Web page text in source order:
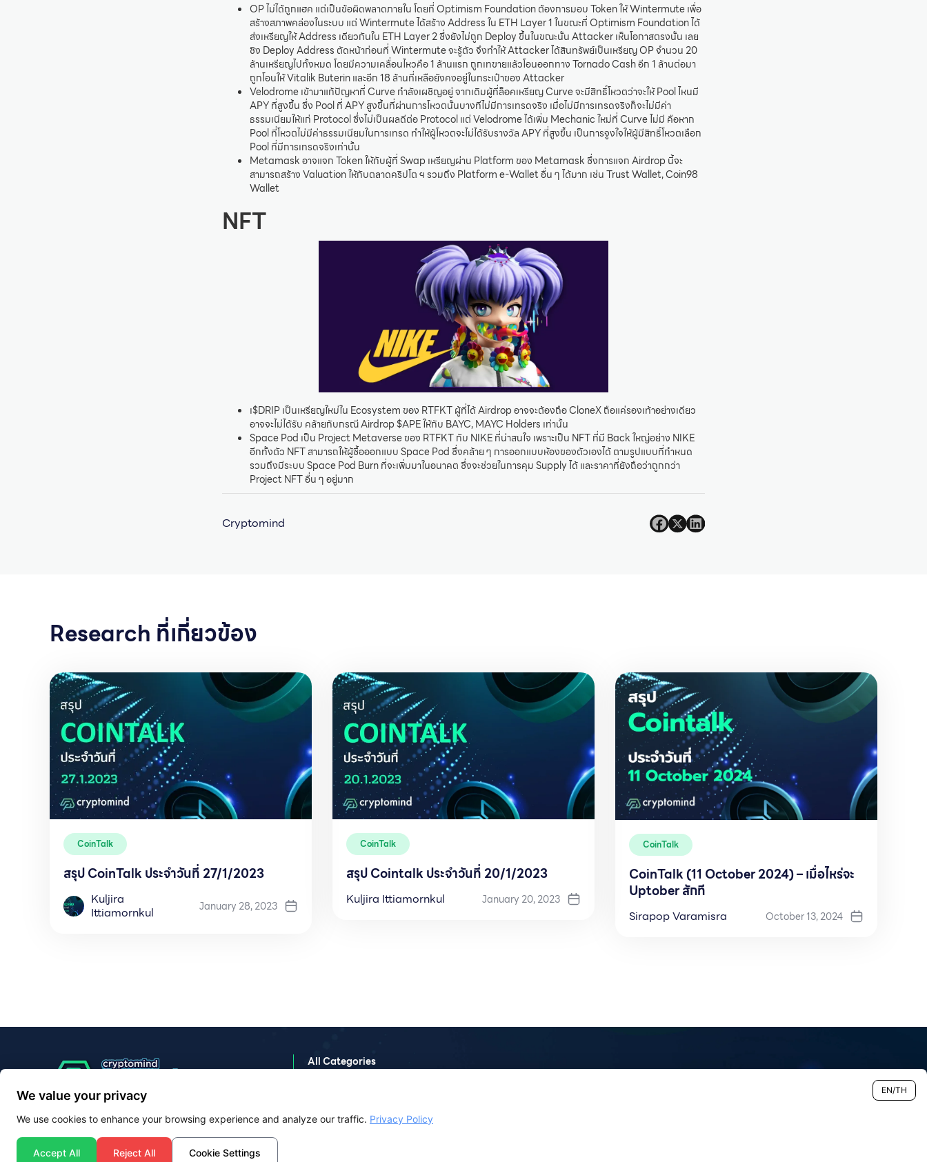
OP ไม่ได้ถูกแฮค แต่เป็นข้อผิดพลาดภายใน โดยที่ Optimism Foundation ต้องการมอบ Token ให้ Wintermute เพื่อ
สร้างสภาพคล่องในระบบ แต่ Wintermute ได้สร้าง Address ใน ETH Layer 1 ในขณะที่ Optimism Foundation ได้
ส่งเหรียญให้ Address เดียวกันใน ETH Layer 2 ซึ่งยังไม่ถูก Deploy ขึ้นในขณะนั้น Attacker เห็นโอกาสตรงนั้น เลย
ชิง Deploy Address ตัดหน้าก่อนที่ Wintermute จะรู้ตัว จึงทำให้ Attacker ได้สินทรัพย์เป็นเหรียญ OP จำนวน 20
ล้านเหรียญไปทั้งหมด โดยมีความเคลื่อนไหวคือ 1 ล้านแรก ถูกเทขายแล้วโอนออกทาง Tornado Cash อีก 1 ล้านต่อมา
ถูกโอนให้ Vitalik Buterin และอีก 18 ล้านที่เหลือยังคงอยู่ในกระเป๋าของ Attacker
Velodrome เข้ามาแก้ปัญหาที่ Curve กำลังเผชิญอยู่ จากเดิมผู้ที่ล็อคเหรียญ Curve จะมีสิทธิ์โหวตว่าจะให้ Pool ไหนมี
APY ที่สูงขึ้น ซึ่ง Pool ที่ APY สูงขึ้นที่ผ่านการโหวตนั้นบางทีไม่มีการเทรดจริง เมื่อไม่มีการเทรดจริงก็จะไม่มีค่า
ธรรมเนียมให้แก่ Protocol ซึ่งไม่เป็นผลดีต่อ Protocol แต่ Velodrome ได้เพิ่ม Mechanic ใหม่ที่ Curve ไม่มี คือหาก
Pool ที่โหวตไม่มีค่าธรรมเนียมในการเทรด ทำให้ผู้โหวตจะไม่ได้รับรางวัล APY ที่สูงขึ้น เป็นการจูงใจให้ผู้มีสิทธิ์โหวตเลือก
Pool ที่มีการเทรดจริงเท่านั้น
Metamask อาจแจก Token ให้กับผู้ที่ Swap เหรียญผ่าน Platform ของ Metamask ซึ่งการแจก Airdrop นี้จะ
สามารถสร้าง Valuation ให้กับตลาดคริปโต ฯ รวมถึง Platform e-Wallet อื่น ๆ ได้มาก เช่น Trust Wallet, Coin98
Wallet
NFT
เ$DRIP เป็นเหรียญใหม่ใน Ecosystem ของ RTFKT ผู้ที่ได้ Airdrop อาจจะต้องถือ CloneX ถือแค่รองเท้าอย่างเดียว
อาจจะไม่ได้รับ คล้ายกับกรณี Airdrop $APE ให้กับ BAYC, MAYC Holders เท่านั้น
Space Pod เป็น Project Metaverse ของ RTFKT กับ NIKE ที่น่าสนใจ เพราะเป็น NFT ที่มี Back ใหญ่อย่าง NIKE
อีกทั้งตัว NFT สามารถให้ผู้ซื้อออกแบบ Space Pod ซึ่งคล้าย ๆ การออกแบบห้องของตัวเองได้ ตามรูปแบบที่กำหนด
รวมถึงมีระบบ Space Pod Burn ที่จะเพิ่มมาในอนาคต ซึ่งจะช่วยในการคุม Supply ได้ และราคาที่ยังถือว่าถูกกว่า
Project NFT อื่น ๆ อยู่มาก
Cryptomind
Research ที่เกี่ยวข้อง
CoinTalk
สรุป CoinTalk ประจำวันที่ 27/1/2023
Kuljira
Ittiamornkul
January 28, 2023
CoinTalk
สรุป Cointalk ประจำวันที่ 20/1/2023
Kuljira Ittiamornkul January 20, 2023
CoinTalk
CoinTalk (11 October 2024) – เมื่อไหร่จะ
Uptober สักที
Sirapop Varamisra October 13, 2024
Privacy & Policy © 2025 Cryptomind Media
All Categories
EN/TH
We value your privacy
We use cookies to enhance your browsing experience and analyze our traffic. Privacy Policy
Accept All Reject All Cookie Settings